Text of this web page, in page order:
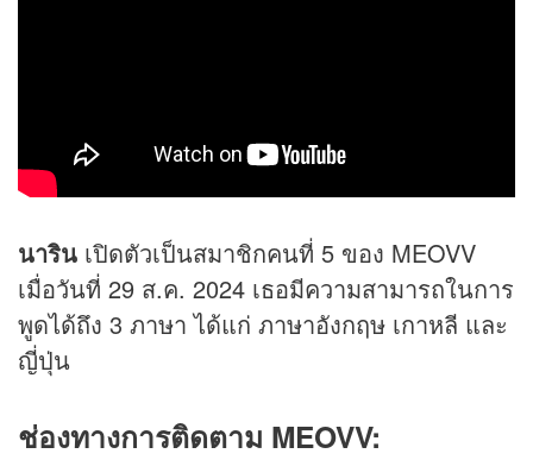
นาริน เปิดตัวเป็นสมาชิกคนที่ 5 ของ MEOVV
เมื่อวันที่ 29 ส.ค. 2024 เธอมีความสามารถในการ
พูดได้ถึง 3 ภาษา ได้แก่ ภาษาอังกฤษ เกาหลี และ
ญี่ปุ่น
ช่องทางการติดตาม MEOVV: